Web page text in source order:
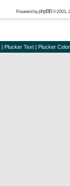
Powered byphpBB© 2001,
| Plucker Text | Plucker Color